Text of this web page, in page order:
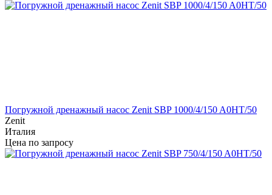
Погружной дренажный насос Zenit SBP 1000/4/150 A0HT/50
Zenit
Италия
Цена по запросу